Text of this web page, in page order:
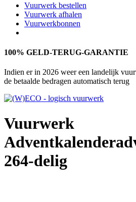
Vuurwerk bestellen
Vuurwerk afhalen
Vuurwerkbonnen
100% GELD-TERUG-GARANTIE
Indien er in 2026 weer een landelijk
de betaalde bedragen automatisch terug
Vuurwerk
Adventkalender
264-delig